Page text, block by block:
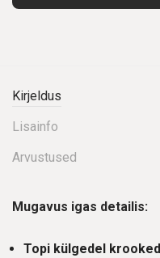
Kirjeldus
Lisainfo
Arvustused
Mugavus igas detailis:
Topi külgedel krooked